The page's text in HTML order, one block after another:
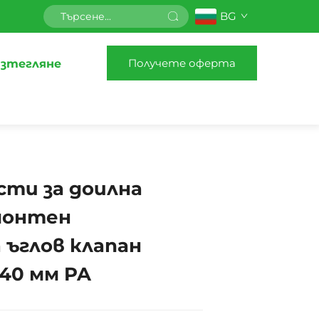
BG
Получете оферта
за доилна
клапан
мм PA